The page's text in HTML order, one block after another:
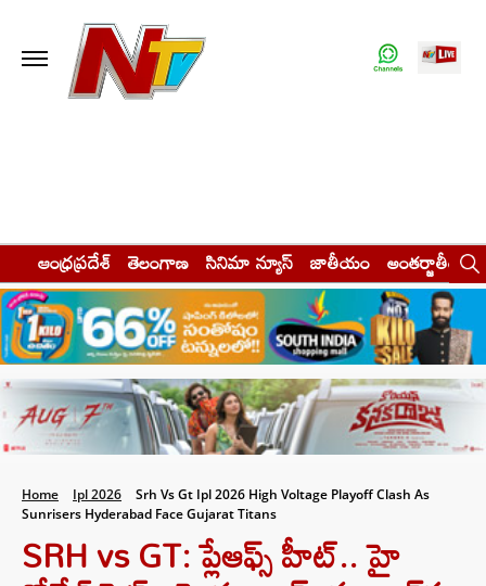
ఆంధ్రప్రదేశ్ తెలంగాణ సినిమా న్యూస్ జాతీయం అంతర్జాతీయం
Home Ipl 2026
Srh Vs Gt Ipl 2026 High Voltage Playoff Clash As
Sunrisers Hyderabad Face Gujarat Titans
SRH vs GT: ప్లేఆఫ్స్ హీట్‌.. హై